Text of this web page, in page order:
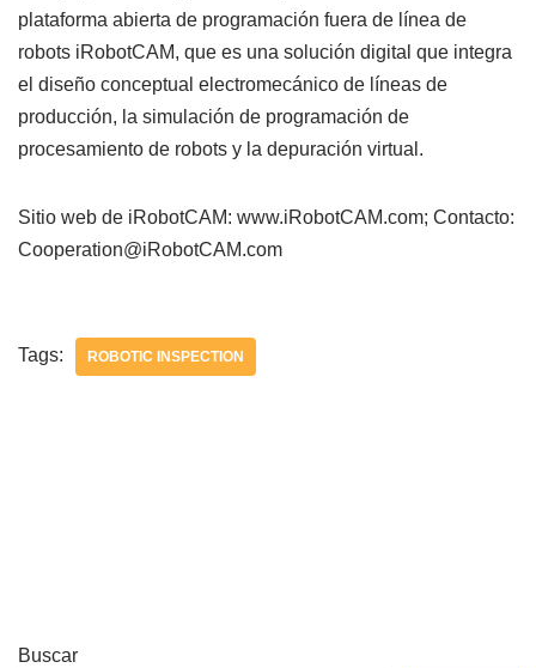
plataforma abierta de programación fuera de línea de
robots iRobotCAM, que es una solución digital que integra
el diseño conceptual electromecánico de líneas de
producción, la simulación de programación de
procesamiento de robots y la depuración virtual.
Sitio web de iRobotCAM: www.iRobotCAM.com; Contacto:
Cooperation@iRobotCAM.com
Tags: ROBOTIC INSPECTION
Buscar